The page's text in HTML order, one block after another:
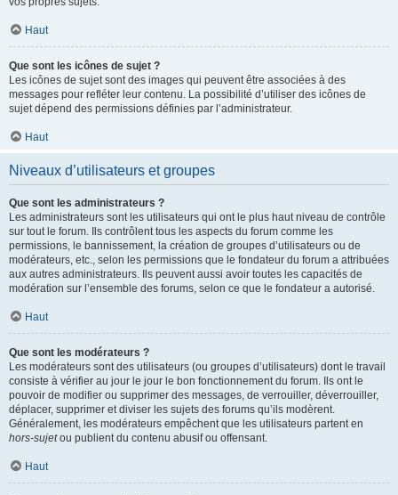
Haut
Que sont les icônes de sujet ?
Les icônes de sujet sont des images qui peuvent être associées à des
messages pour refléter leur contenu. La possibilité d’utiliser des icônes de
sujet dépend des permissions définies par l’administrateur.
Haut
Niveaux d’utilisateurs et groupes
Que sont les administrateurs ?
Les administrateurs sont les utilisateurs qui ont le plus haut niveau de contrôle
sur tout le forum. Ils contrôlent tous les aspects du forum comme les
permissions, le bannissement, la création de groupes d’utilisateurs ou de
modérateurs, etc., selon les permissions que le fondateur du forum a attribuées
aux autres administrateurs. Ils peuvent aussi avoir toutes les capacités de
modération sur l’ensemble des forums, selon ce que le fondateur a autorisé.
Haut
Que sont les modérateurs ?
Les modérateurs sont des utilisateurs (ou groupes d’utilisateurs) dont le travail
consiste à vérifier au jour le jour le bon fonctionnement du forum. Ils ont le
pouvoir de modifier ou supprimer des messages, de verrouiller, déverrouiller,
déplacer, supprimer et diviser les sujets des forums qu’ils modèrent.
Généralement, les modérateurs empêchent que les utilisateurs partent en
hors-sujetou publient du contenu abusif ou offensant.
Haut